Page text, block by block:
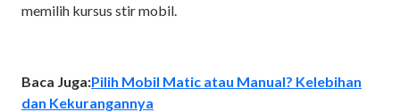
memilih kursus stir mobil.
Baca Juga:Pilih Mobil Matic atau Manual? Kelebihan
dan Kekurangannya